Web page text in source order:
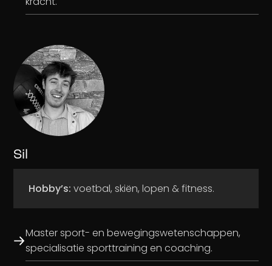
Sil
Hobby’s: voetbal, skiën, lopen & fitness.
Master sport- en bewegingswetenschappen,
specialisatie sporttraining en coaching.